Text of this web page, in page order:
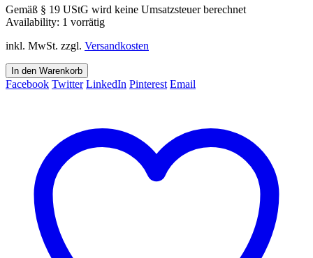
Gemäß § 19 UStG wird keine Umsatzsteuer berechnet
Availability: 1 vorrätig
inkl. MwSt. zzgl. Versandkosten
In den Warenkorb
Facebook Twitter LinkedIn Pinterest Email